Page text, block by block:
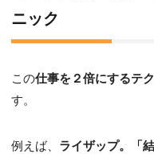
ニック
この仕事を２倍にするテ
す。
例えば、 ライザップ。「